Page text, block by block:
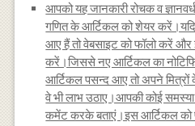
आपको यह जानकारी रोचक व
गणित के आर्टिकल को शेयर
आए हैं तो वेबसाइट को फॉलो करें
करें।जिससे नए आर्टिकल का
आर्टिकल पसन्द आए तो अपने
वे भी लाभ उठाए।आपकी कोई समस्या
कमेंट करके बताएं।इस आर्टिकल को